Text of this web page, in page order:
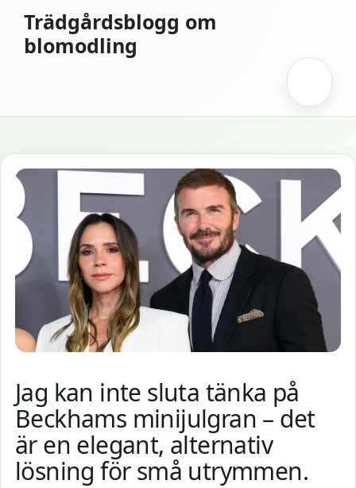
innehåll
Trädgårdsblogg om
blomodling
Jag kan inte sluta tänka på
Beckhams minijulgran – det
är en elegant, alternativ
lösning för små utrymmen.